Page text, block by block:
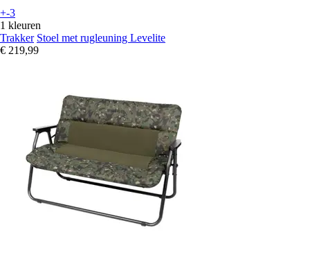
+-3
1 kleuren
Trakker Stoel met rugleuning Levelite
€ 219,99